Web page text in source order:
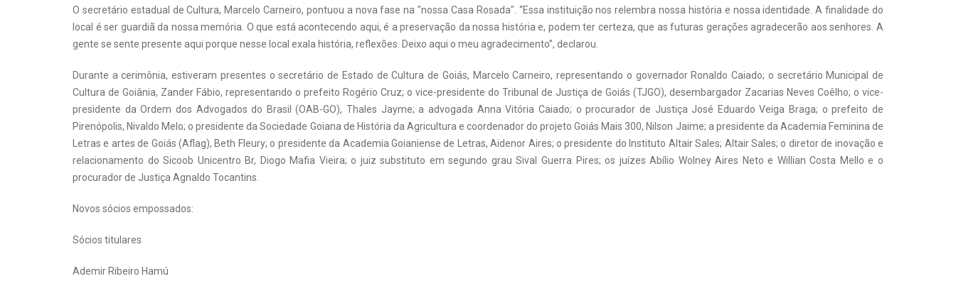
O secretário estadual de Cultura, Marcelo Carneiro, pontuou a nova fase na "nossa Casa Rosada". “Essa instituição nos relembra nossa história e nossa identidade. A finalidade do
local é ser guardiã da nossa memória. O que está acontecendo aqui, é a preservação da nossa história e, podem ter certeza, que as futuras gerações agradecerão aos senhores. A
gente se sente presente aqui porque nesse local exala história, reflexões. Deixo aqui o meu agradecimento”, declarou.
Durante a cerimônia, estiveram presentes o secretário de Estado de Cultura de Goiás, Marcelo Carneiro, representando o governador Ronaldo Caiado; o secretário Municipal de
Cultura de Goiânia, Zander Fábio, representando o prefeito Rogério Cruz; o vice-presidente do Tribunal de Justiça de Goiás (TJGO), desembargador Zacarias Neves Coêlho; o vice-
presidente da Ordem dos Advogados do Brasil (OAB-GO), Thales Jayme; a advogada Anna Vitória Caiado; o procurador de Justiça José Eduardo Veiga Braga; o prefeito de
Pirenópolis, Nivaldo Melo; o presidente da Sociedade Goiana de História da Agricultura e coordenador do projeto Goiás Mais 300, Nilson Jaime; a presidente da Academia Feminina de
Letras e artes de Goiás (Aflag), Beth Fleury; o presidente da Academia Goianiense de Letras, Aidenor Aires; o presidente do Instituto Altair Sales; Altair Sales; o diretor de inovação e
relacionamento do Sicoob Unicentro Br, Diogo Mafia Vieira; o juiz substituto em segundo grau Sival Guerra Pires; os juízes Abílio Wolney Aires Neto e Willian Costa Mello e o
procurador de Justiça Agnaldo Tocantins.
Novos sócios empossados:
Sócios titulares
Ademir Ribeiro Hamú